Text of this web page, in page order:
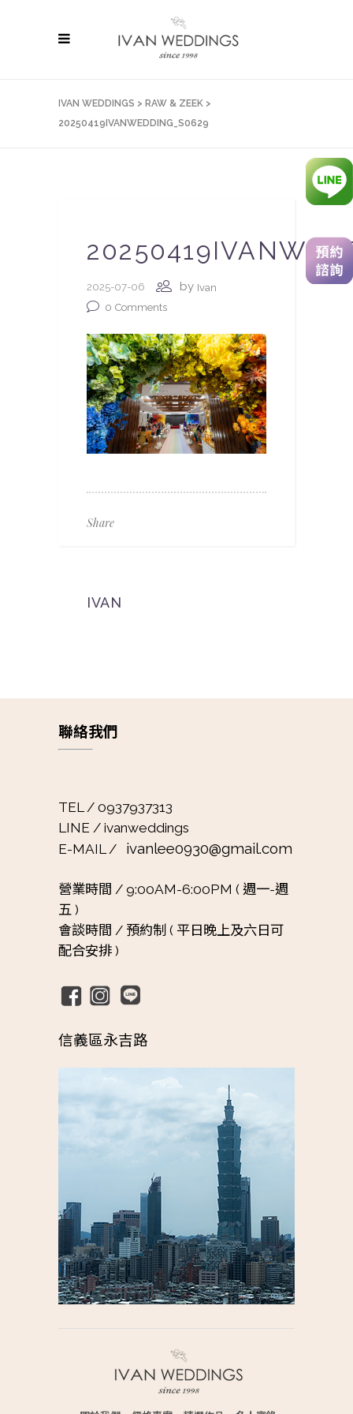
IVAN WEDDINGS > RAW & ZEEK >
20250419IVANWEDDING_S0629
2025-07-06 by Ivan
0 Comments
Share
IVAN
聯絡我們
TEL / 0937937313
LINE / ivanweddings
E-MAIL / ivanlee0930@gmail.com
營業時間 / 9:00AM-6:00PM ( 週一-週
五 )
會談時間 / 預約制 ( 平日晚上及六日可
配合安排 )
信義區永吉路